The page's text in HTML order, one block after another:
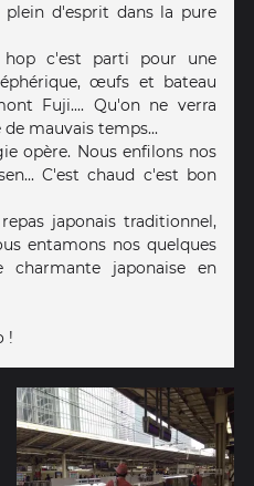
d'esprit dans la pure
c'est parti pour une
œufs et bateau
Fuji.... Qu'on ne verra
mauvais temps...
opère. Nous enfilons nos
C'est chaud c'est bon
japonais traditionnel,
entamons nos quelques
charmante japonaise en
!